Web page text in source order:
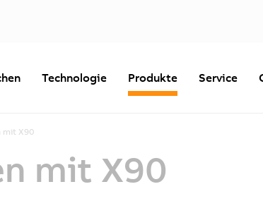
Technologie Produkte Service
mit X90
mit X90